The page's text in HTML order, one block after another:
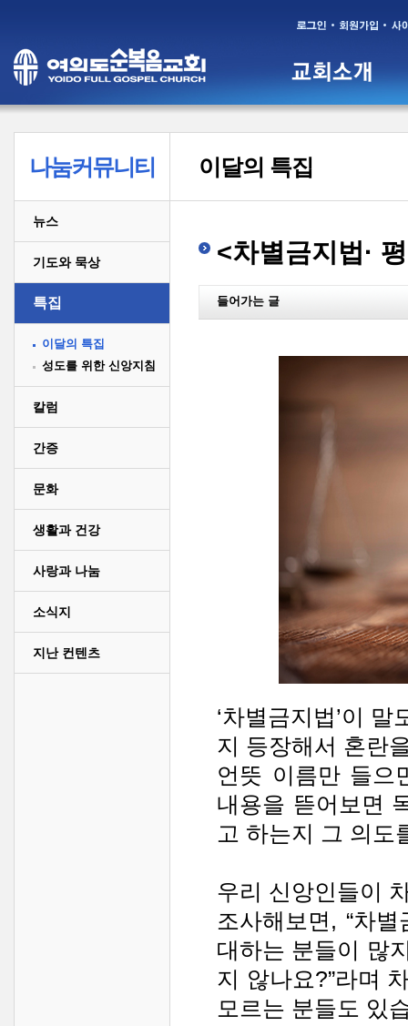
나눔커뮤니티
뉴스
기도와 묵상
특집
이달의 특집
성도를 위한 신앙지침
칼럼
간증
문화
생활과 건강
사랑과 나눔
소식지
지난 컨텐츠
이달의 특집
<차별금지법·
들어가는 글
‘차별금지법’이
지 등장해서 혼란
언뜻 이름만 들으
내용을 뜯어보면
고 하는지 그 의도
우리 신앙인들이
조사해보면, “차
대하는 분들이 많
지 않나요?”라며
모르는 분들도 있